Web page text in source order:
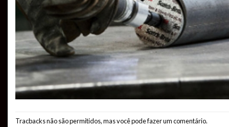
Tracbacks não são permitidos, mas você podefazer um comentário.